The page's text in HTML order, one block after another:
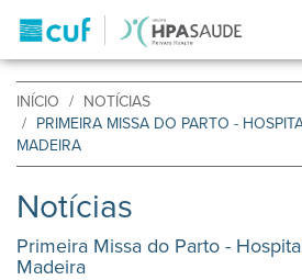
INÍCIO
NOTÍCIAS
PRIMEIRA MISSA DO PARTO -
MADEIRA
Notícias
Primeira Missa do Parto -
Madeira